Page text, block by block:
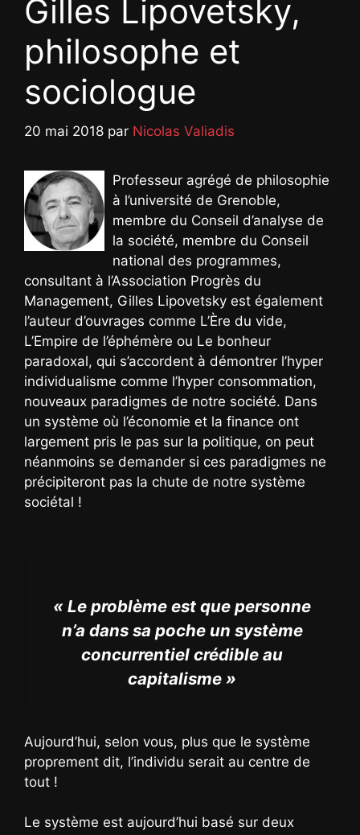
Gilles Lipovetsky,
philosophe et
sociologue
20 mai 2018 par Nicolas Valiadis
Professeur agrégé de philosophie
à l’université de Grenoble,
membre du Conseil d’analyse de
la société, membre du Conseil
national des programmes,
consultant à l’Association Progrès du
Management, Gilles Lipovetsky est également
l’auteur d’ouvrages comme L’Ère du vide,
L’Empire de l’éphémère ou Le bonheur
paradoxal, qui s’accordent à démontrer l’hyper
individualisme comme l’hyper consommation,
nouveaux paradigmes de notre société. Dans
un système où l’économie et la finance ont
largement pris le pas sur la politique, on peut
néanmoins se demander si ces paradigmes ne
précipiteront pas la chute de notre système
sociétal !
« Le problème est que personne
n’a dans sa poche un système
concurrentiel crédible au
capitalisme »
Aujourd’hui, selon vous, plus que le système
proprement dit, l’individu serait au centre de
tout !
Le système est aujourd’hui basé sur deux